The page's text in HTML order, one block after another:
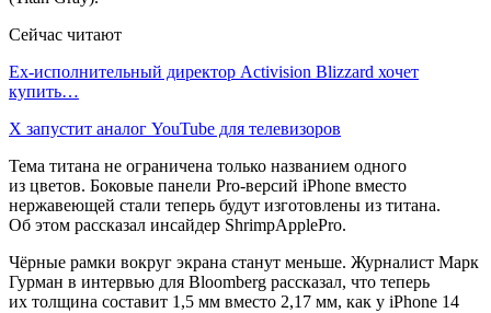
Сейчас читают
Ex-исполнительный директор Activision Blizzard хочет
купить…
X запустит аналог YouTube для телевизоров
Тема титана не ограничена только названием одного
из цветов. Боковые панели Pro-версий iPhone вместо
нержавеющей стали теперь будут изготовлены из титана.
Об этом рассказал инсайдер ShrimpApplePro.
Чёрные рамки вокруг экрана станут меньше. Журналист Марк
Гурман в интервью для Bloomberg рассказал, что теперь
их толщина составит 1,5 мм вместо 2,17 мм, как у iPhone 14